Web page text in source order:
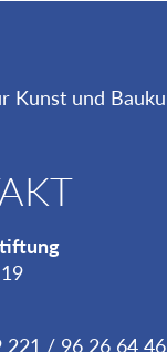
221 / 96 26 64 46